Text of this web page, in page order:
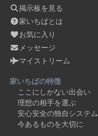
掲示板を見る
家いちばとは
お気に入り
メッセージ
マイストリーム
家いちばの特徴
ここにしかない出会い
理想の相手を選ぶ
安心安全の独自システム
今あるものを大切に